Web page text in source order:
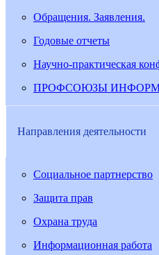
Обращения. Заявления.
Годовые отчеты
Научно-практическая
ПРОФСОЮЗЫ
Направления деятельности
Социальное партнерство
Защита прав
Охрана труда
Информационная работа